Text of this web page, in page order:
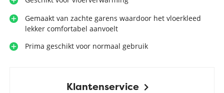
Gemaakt van zachte garens waardoor het vloerkleed
lekker comfortabel aanvoelt
Prima geschikt voor normaal gebruik
Klantenservice